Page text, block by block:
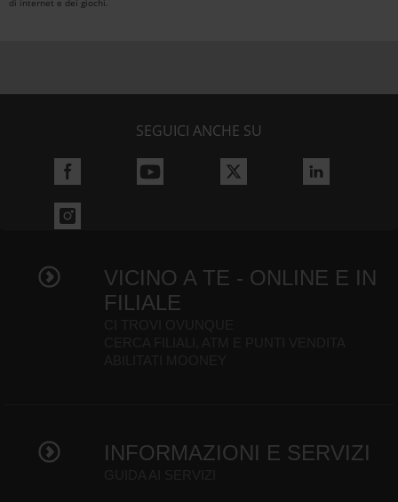
di internet e dei giochi.
SEGUICI ANCHE SU
VICINO A TE - ONLINE E IN
FILIALE
INFORMAZIONI E SERVIZI